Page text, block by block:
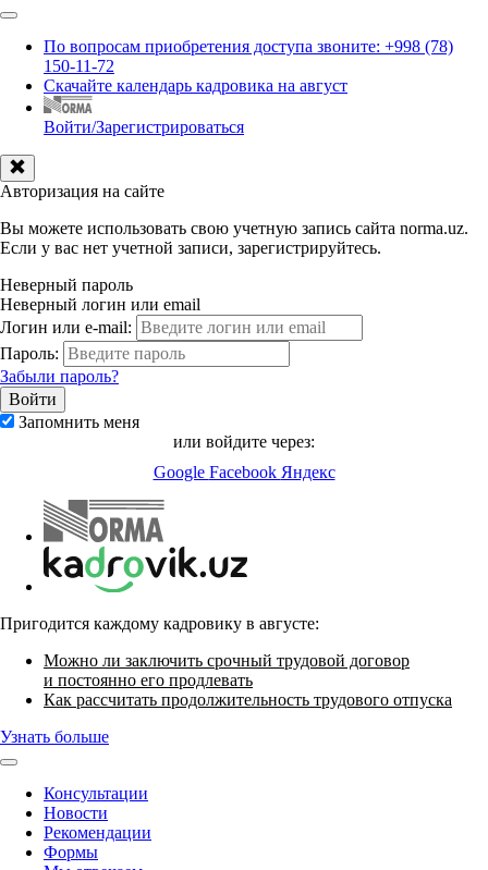
По вопросам приобретения доступа звоните: +998 (78)
150-11-72
Скачайте календарь кадровика на август
Войти/Зарегистрироваться
Авторизация на сайте
Вы можете использовать свою учетную запись сайта norma.uz.
Если у вас нет учетной записи, зарегистрируйтесь.
Неверный пароль
Неверный логин или email
Логин или e-mail:
Пароль:
Забыли пароль?
Запомнить меня
или войдите через:
Google Facebook Яндекс
Пригодится каждому кадровику в августе:
Можно ли заключить срочный трудовой договор
и постоянно его продлевать
Как рассчитать продолжительность трудового отпуска
Узнать больше
Консультации
Новости
Рекомендации
Формы